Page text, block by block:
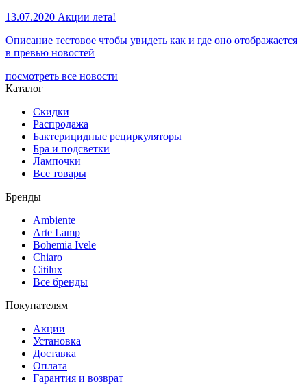
13.07.2020 Акции лета!
Описание тестовое чтобы увидеть как и где оно отображается
в превью новостей
посмотреть все новости
Каталог
Скидки
Распродажа
Бактерицидные рециркуляторы
Бра и подсветки
Лампочки
Все товары
Бренды
Ambiente
Arte Lamp
Bohemia Ivele
Chiaro
Citilux
Все бренды
Покупателям
Акции
Установка
Доставка
Оплата
Гарантия и возврат